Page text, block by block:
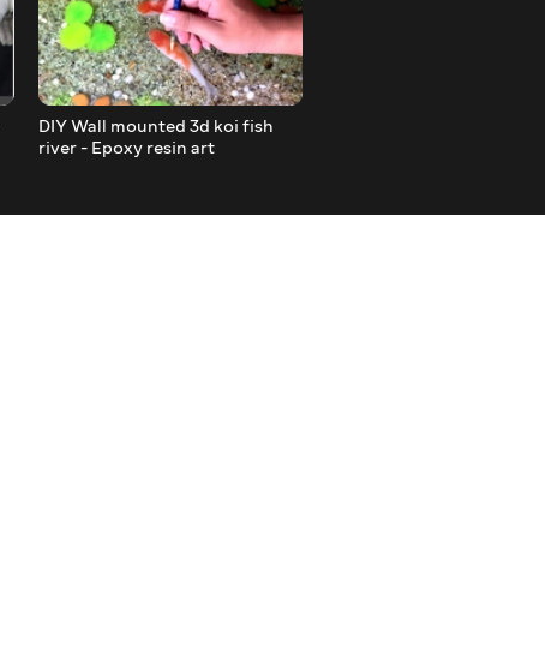
DIY Wall mounted 3d koi fish
river - Epoxy resin art